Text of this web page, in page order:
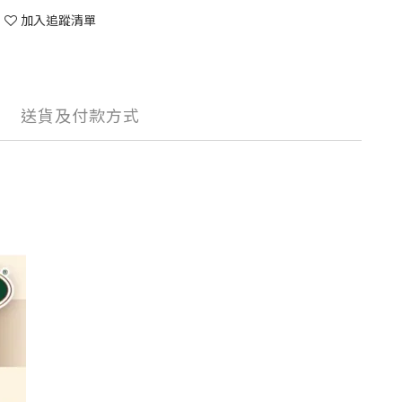
加入追蹤清單
送貨及付款方式